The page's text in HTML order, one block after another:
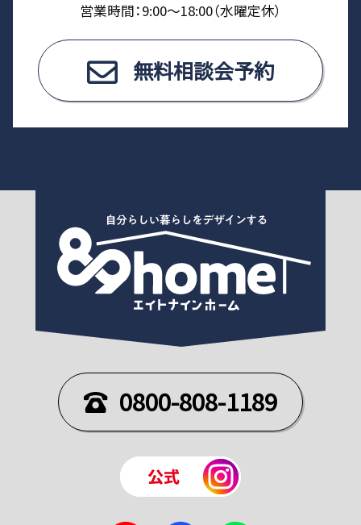
営業時間：9:00〜18:00（⽔曜定休）
無料相談会予約
0800-808-1189